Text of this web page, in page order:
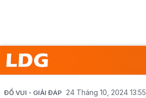
ĐỐ VUI - GIẢI ĐÁP 24 Tháng 10, 2024 13:55